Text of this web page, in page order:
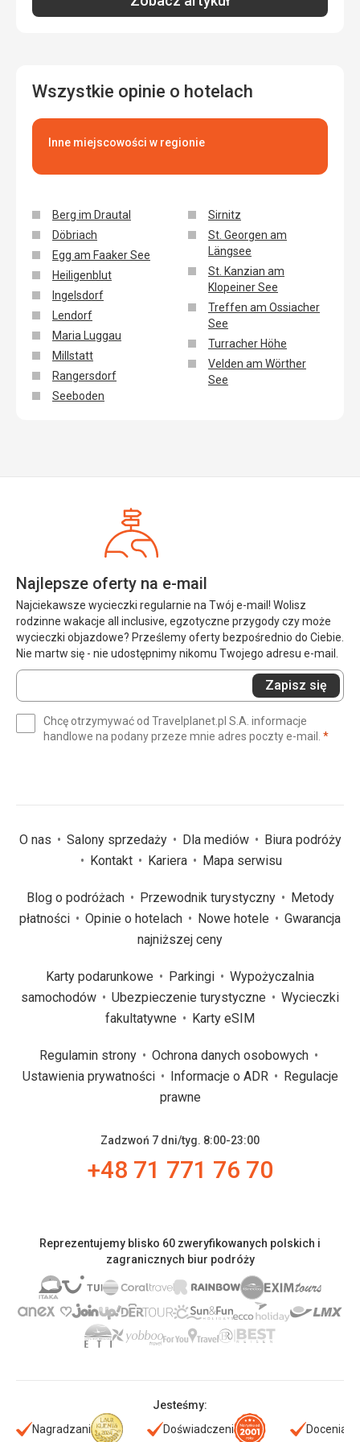
Wszystkie opinie o hotelach
Inne miejscowości w regionie
Berg im Drautal
Döbriach
Egg am Faaker See
Heiligenblut
Ingelsdorf
Lendorf
Maria Luggau
Millstatt
Rangersdorf
Seeboden
Sirnitz
St. Georgen am
Längsee
St. Kanzian am
Klopeiner See
Treffen am Ossiacher
See
Turracher Höhe
Velden am Wörther
See
Najlepsze oferty na e-mail
Najciekawsze wycieczki regularnie na Twój e-mail! Wolisz
rodzinne wakacje all inclusive, egzotyczne przygody czy może
wycieczki objazdowe? Prześlemy oferty bezpośrednio do Ciebie.
Nie martw się - nie udostępnimy nikomu Twojego adresu e-mail.
Wprowadź
swój
(wymagane)
Zapisz się
Chcę otrzymywać od Travelplanet.pl S.A. informacje
handlowe na podany przeze mnie adres poczty e-mail. *
O nas Salony sprzedaży Dla mediów
Biura podróży
Kontakt
Kariera Mapa serwisu
Blog o podróżach Przewodnik turystyczny
Metody
płatności
Opinie o hotelach Nowe hotele
Gwarancja
najniższej ceny
Karty podarunkowe Parkingi
Wypożyczalnia
samochodów
Ubezpieczenie turystyczne
Wycieczki
fakultatywne
Karty eSIM
Regulamin strony
Ochrona danych osobowych
Ustawienia prywatności
Informacje o ADR
Regulacje
prawne
Zadzwoń 7 dni/tyg. 8:00-23:00
+48 71 771 76 70
Reprezentujemy blisko 60 zweryfikowanych polskich i
zagranicznych biur podróży
Jesteśmy:
Nagradzani
Doświadczeni Doceniani